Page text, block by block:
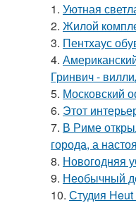
1. Уютная
2. Жилой
3. Пентхаус
4.
Гринвич -
5. Московский
6. Этот
7. В Риме
города, а
8. Новогодняя
9. Необычный
10. Студия